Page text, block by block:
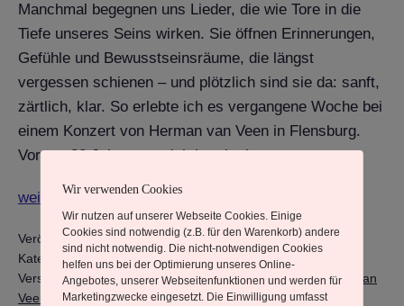
Manchmal begegnen uns Lieder, die wie Tore in die
Tiefe unseres Seins wirken. Sie öffnen Erinnerungen,
Gefühle und Bewusstseinsräume, die längst
vergessen schienen – und plötzlich sind sie da: sanft,
zärtlich, klar. So erlebte ich es vergangene Woche bei
einem Konzert von Herman van Veen in Flensburg.
Vor gut 30 Jahren war ich bereits in…
Ich
ein
zärtliches
Gefühl
weiterlesen
Veröffentlicht am9. November 2025
Kategorisiert als
Alltag und Integration
Aus meinem Leben
Verschlagwortet mitDeutsches Haus,Flensburg,Hermann van
Veen
Konzert,Urvertrauen
Wir verwenden Cookies
Wir nutzen auf unserer Webseite Cookies. Einige
Cookies sind notwendig (z.B. für den Warenkorb) andere
sind nicht notwendig. Die nicht-notwendigen Cookies
helfen uns bei der Optimierung unseres Online-
Angebotes, unserer Webseitenfunktionen und werden für
Marketingzwecke eingesetzt. Die Einwilligung umfasst